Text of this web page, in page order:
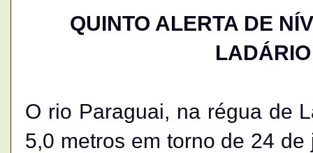
QUINTO ALERTA DE
O rio Paraguai, na régua de
5,0 metros em torno de 24